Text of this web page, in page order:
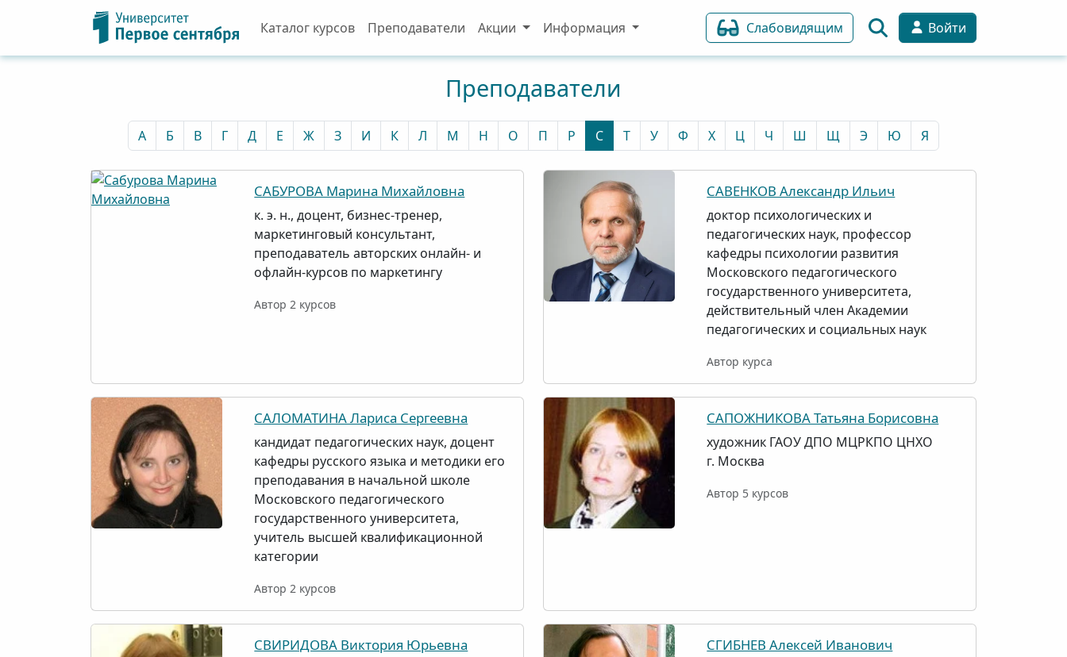
Каталог курсов Преподаватели Акции Информация Слабовидящим Войти
Преподаватели
А Б В Г Д Е Ж З И К Л М Н О П Р С Т У Ф Х Ц Ч Ш Щ Э Ю Я
САБУРОВА Марина Михайловна
к. э. н., доцент, бизнес-тренер,
маркетинговый консультант,
преподаватель авторских онлайн- и
офлайн-курсов по маркетингу
Автор 2 курсов
САВЕНКОВ Александр Ильич
доктор психологических и
педагогических наук, профессор
кафедры психологии развития
Московского педагогического
государственного университета,
действительный член Академии
педагогических и социальных наук
Автор курса
САЛОМАТИНА Лариса Сергеевна
кандидат педагогических наук, доцент
кафедры русского языка и методики его
преподавания в начальной школе
Московского педагогического
государственного университета,
учитель высшей квалификационной
категории
Автор 2 курсов
САПОЖНИКОВА Татьяна Борисовна
художник ГАОУ ДПО МЦРКПО ЦНХО
г. Москва
Автор 5 курсов
СВИРИДОВА Виктория Юрьевна СГИБНЕВ Алексей Иванович